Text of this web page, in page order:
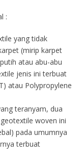
:
yang tidak
(mirip karpet
atau abu-abu
jenis ini terbuat
atau Polypropylene
teranyam, dua
woven ini
pada umumnya
terbuat